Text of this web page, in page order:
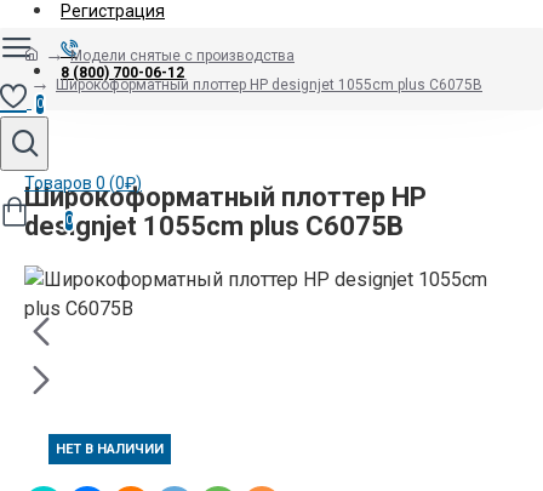
Регистрация
8 (800) 700-06-12
0
Товаров 0 (0₽)
0
Модели снятые с производства
Широкоформатный плоттер HP designjet 1055cm plus C6075B
Широкоформатный плоттер HP
designjet 1055cm plus C6075B
НЕТ В НАЛИЧИИ